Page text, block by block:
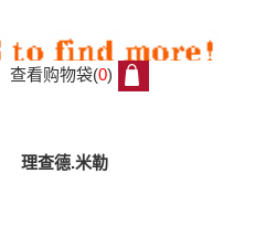
查看购物袋(0)
理查德.米勒